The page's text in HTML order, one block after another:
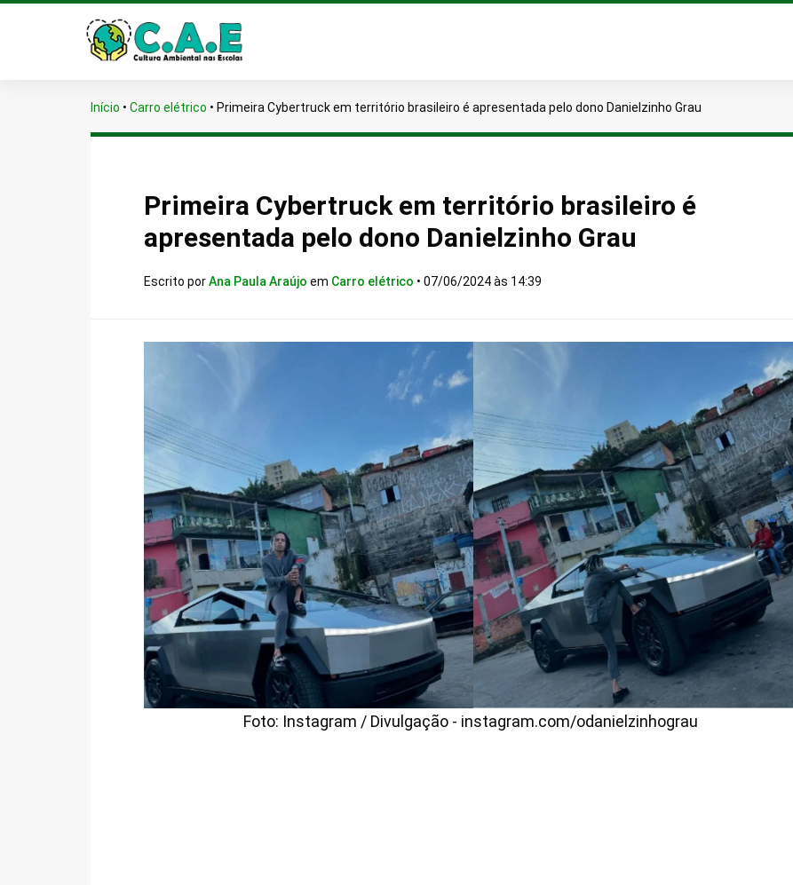
Início • Carro elétrico • Primeira Cybertruck em território brasileiro é apresentada pelo dono Danielzinho Grau
Primeira Cybertruck em território brasileiro é
apresentada pelo dono Danielzinho Grau
Escrito porAna Paula Araújo em Carro elétrico • 07/06/2024 às 14:39
Foto: Instagram / Divulgação - instagram.com/odanielzinhograu